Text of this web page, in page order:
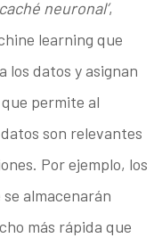
neuronal’,
learning que
los datos y asignan
permite al
son relevantes
Por ejemplo, los
almacenarán
más rápida que